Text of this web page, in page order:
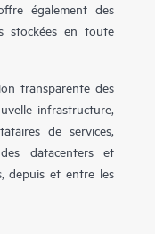
également des
stockées en toute
transparente des
infrastructure,
de services,
datacenters et
depuis et entre les